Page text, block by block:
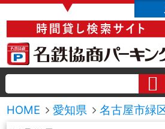
▼
HOME 愛知県 名古屋市緑